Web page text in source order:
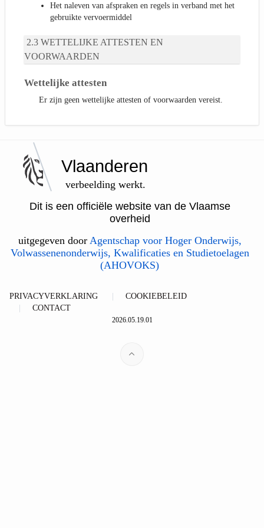
Het naleven van afspraken en regels in verband met het
gebruikte vervoermiddel
WETTELIJKE ATTESTEN EN
VOORWAARDEN
Wettelijke attesten
Er zijn geen wettelijke attesten of voorwaarden vereist.
Vlaanderen
verbeelding werkt.
Dit is een officiële website van de Vlaamse
overheid
uitgegeven door Agentschap voor Hoger Onderwijs,
Volwassenenonderwijs, Kwalificaties en Studietoelagen
(AHOVOKS)
PRIVACYVERKLARING
COOKIEBELEID
CONTACT
2026.05.19.01